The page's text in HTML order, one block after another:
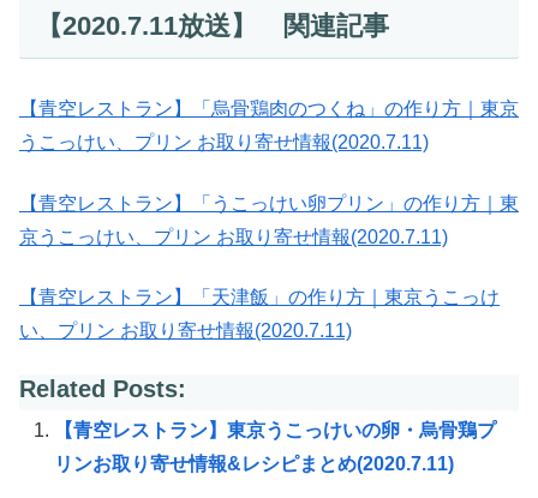
【2020.7.11放送】 関連記事
【青空レストラン】「烏骨鶏肉のつくね」の作り方｜東京
うこっけい、プリン お取り寄せ情報(2020.7.11)
【青空レストラン】「うこっけい卵プリン」の作り方｜東
京うこっけい、プリン お取り寄せ情報(2020.7.11)
【青空レストラン】「天津飯」の作り方｜東京うこっけ
い、プリン お取り寄せ情報(2020.7.11)
Related Posts:
【青空レストラン】東京うこっけいの卵・烏骨鶏プ
リンお取り寄せ情報&レシピまとめ(2020.7.11)